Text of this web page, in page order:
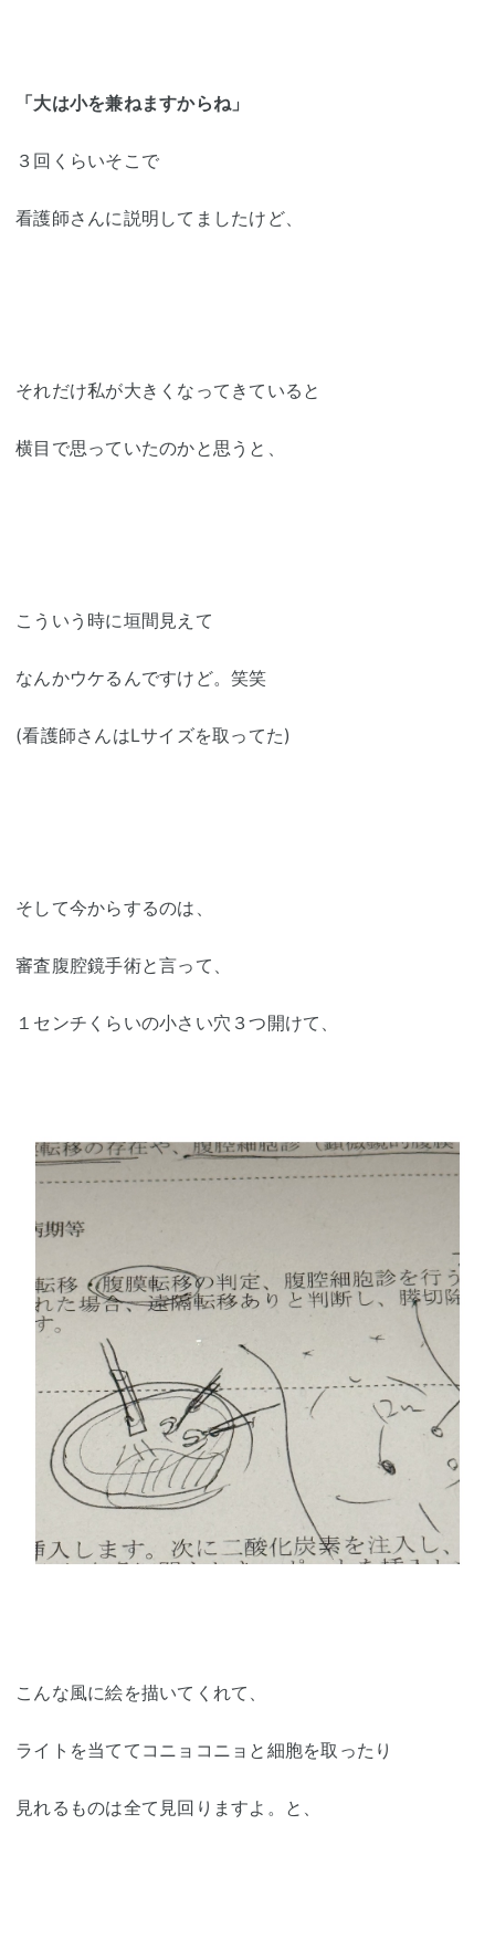
「大は小を兼ねますからね」
３回くらいそこで
看護師さんに説明してましたけど、
それだけ私が大きくなってきていると
横目で思っていたのかと思うと、
こういう時に垣間見えて
なんかウケるんですけど。笑笑
(看護師さんはLサイズを取ってた)
そして今からするのは、
審査腹腔鏡手術と言って、
１センチくらいの小さい穴３つ開けて、
こんな風に絵を描いてくれて、
ライトを当ててコニョコニョと細胞を取ったり
見れるものは全て見回りますよ。と、